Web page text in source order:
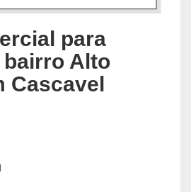
para
Alto
Cascavel